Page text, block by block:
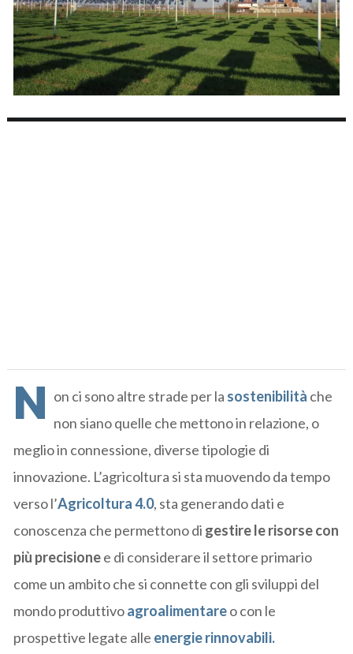
N on ci sono altre strade per la sostenibilità che
non siano quelle che mettono in relazione, o
meglio in connessione, diverse tipologie di
innovazione. L’agricoltura si sta muovendo da tempo
verso l’Agricoltura 4.0, sta generando dati e
conoscenza che permettono di gestire le risorse con
più precisionee di considerare il settore primario
come un ambito che si connette con gli sviluppi del
mondo produttivoagroalimentareo con le
prospettive legate alle energie rinnovabili.